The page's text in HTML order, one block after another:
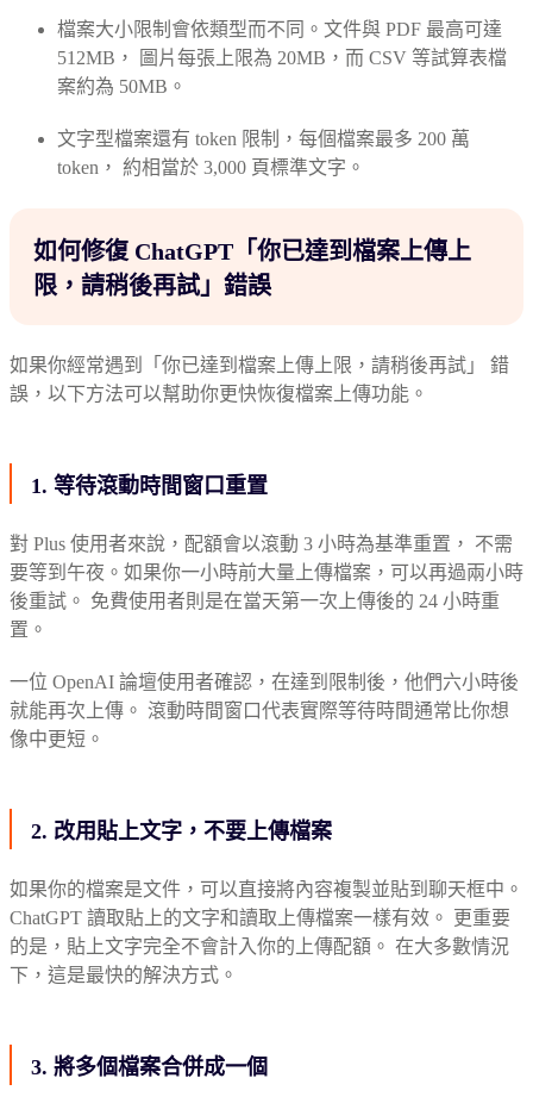
檔案大小限制會依類型而不同。文件與 PDF 最高可達
512MB， 圖片每張上限為 20MB，而 CSV 等試算表檔
案約為 50MB。
文字型檔案還有 token 限制，每個檔案最多 200 萬
token， 約相當於 3,000 頁標準文字。
如何修復 ChatGPT「你已達到檔案上傳上
限，請稍後再試」錯誤
如果你經常遇到「你已達到檔案上傳上限，請稍後再試」 錯
誤，以下方法可以幫助你更快恢復檔案上傳功能。
1. 等待滾動時間窗口重置
對 Plus 使用者來說，配額會以滾動 3 小時為基準重置， 不需
要等到午夜。如果你一小時前大量上傳檔案，可以再過兩小時
後重試。 免費使用者則是在當天第一次上傳後的 24 小時重
置。
一位 OpenAI 論壇使用者確認，在達到限制後，他們六小時後
就能再次上傳。 滾動時間窗口代表實際等待時間通常比你想
像中更短。
2. 改用貼上文字，不要上傳檔案
如果你的檔案是文件，可以直接將內容複製並貼到聊天框中。
ChatGPT 讀取貼上的文字和讀取上傳檔案一樣有效。 更重要
的是，貼上文字完全不會計入你的上傳配額。 在大多數情況
下，這是最快的解決方式。
3. 將多個檔案合併成一個